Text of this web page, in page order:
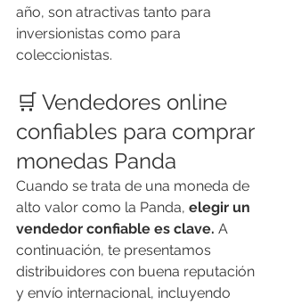
año, son atractivas tanto para
inversionistas como para
coleccionistas.
🛒 Vendedores online
confiables para comprar
monedas Panda
Cuando se trata de una moneda de
alto valor como la Panda, elegir un
vendedor confiable es clave. A
continuación, te presentamos
distribuidores con buena reputación
y envío internacional, incluyendo